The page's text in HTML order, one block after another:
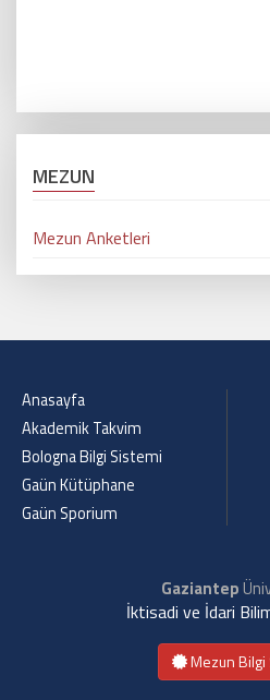
MEZUN
Mezun Anketleri
Anasayfa
Akademik Takvim
Bologna Bilgi Sistemi
Gaün Kütüphane
Gaün Sporium
Gaziantep
İktisadi ve İdari
Mezun Bilgi